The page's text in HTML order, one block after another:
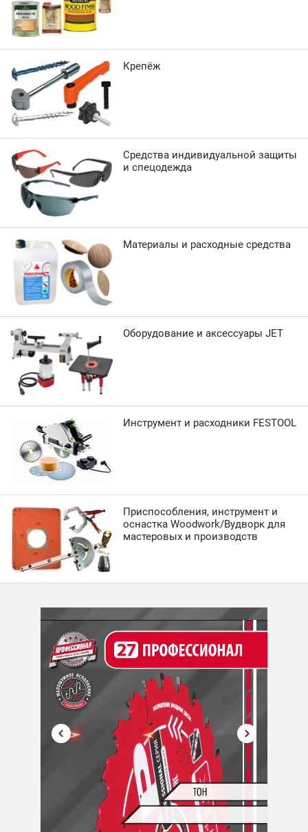
Крепёж
Средства индивидуальной защиты
и спецодежда
Материалы и расходные средства
Оборудование и аксессуары JET
Инструмент и расходники FESTOOL
Приспособления, инструмент и
оснастка Woodwork/Вудворк для
мастеровых и производств